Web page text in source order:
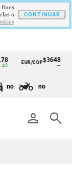
EUR/COP$3648
—
no no
person search
fines
o
CONTINUAR